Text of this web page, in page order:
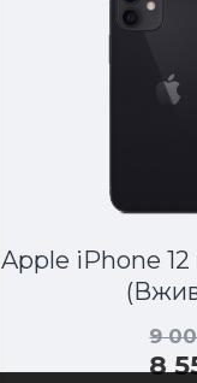
Apple iPhone
8
9